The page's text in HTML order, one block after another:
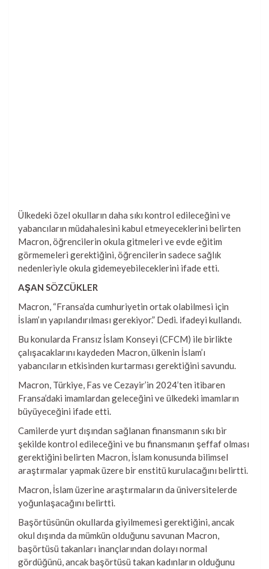
Ülkedeki özel okulların daha sıkı kontrol edileceğini ve
yabancıların müdahalesini kabul etmeyeceklerini belirten
Macron, öğrencilerin okula gitmeleri ve evde eğitim
görmemeleri gerektiğini, öğrencilerin sadece sağlık
nedenleriyle okula gidemeyebileceklerini ifade etti.
AŞAN SÖZCÜKLER
Macron, “Fransa’da cumhuriyetin ortak olabilmesi için
İslam’ın yapılandırılması gerekiyor.” Dedi. ifadeyi kullandı.
Bu konularda Fransız İslam Konseyi (CFCM) ile birlikte
çalışacaklarını kaydeden Macron, ülkenin İslam’ı
yabancıların etkisinden kurtarması gerektiğini savundu.
Macron, Türkiye, Fas ve Cezayir’in 2024’ten itibaren
Fransa’daki imamlardan geleceğini ve ülkedeki imamların
büyüyeceğini ifade etti.
Camilerde yurt dışından sağlanan finansmanın sıkı bir
şekilde kontrol edileceğini ve bu finansmanın şeffaf olması
gerektiğini belirten Macron, İslam konusunda bilimsel
araştırmalar yapmak üzere bir enstitü kurulacağını belirtti.
Macron, İslam üzerine araştırmaların da üniversitelerde
yoğunlaşacağını belirtti.
Başörtüsünün okullarda giyilmemesi gerektiğini, ancak
okul dışında da mümkün olduğunu savunan Macron,
başörtüsü takanları inançlarından dolayı normal
gördüğünü, ancak başörtüsü takan kadınların olduğunu